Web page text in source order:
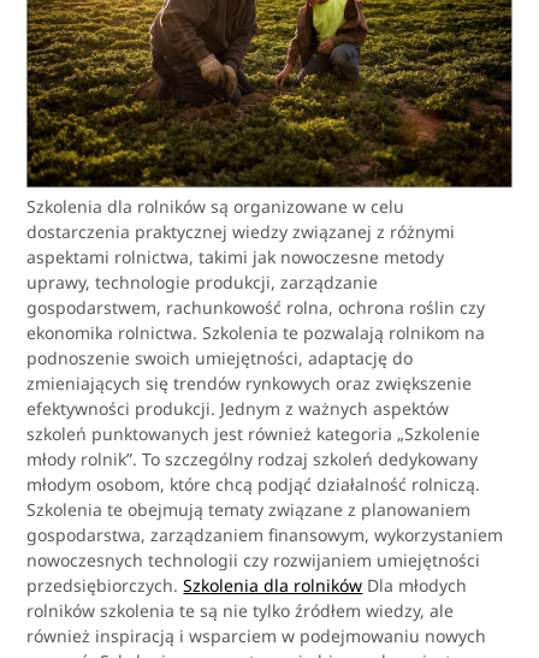
Szkolenia dla rolników są organizowane w celu
dostarczenia praktycznej wiedzy związanej z różnymi
aspektami rolnictwa, takimi jak nowoczesne metody
uprawy, technologie produkcji, zarządzanie
gospodarstwem, rachunkowość rolna, ochrona roślin czy
ekonomika rolnictwa. Szkolenia te pozwalają rolnikom na
podnoszenie swoich umiejętności, adaptację do
zmieniających się trendów rynkowych oraz zwiększenie
efektywności produkcji. Jednym z ważnych aspektów
szkoleń punktowanych jest również kategoria „Szkolenie
młody rolnik”. To szczególny rodzaj szkoleń dedykowany
młodym osobom, które chcą podjąć działalność rolniczą.
Szkolenia te obejmują tematy związane z planowaniem
gospodarstwa, zarządzaniem finansowym, wykorzystaniem
nowoczesnych technologii czy rozwijaniem umiejętności
przedsiębiorczych.Szkolenia dla rolników Dla młodych
rolników szkolenia te są nie tylko źródłem wiedzy, ale
również inspiracją i wsparciem w podejmowaniu nowych